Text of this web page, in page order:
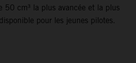
50 cm³ la plus avancée et la plus
pour les jeunes pilotes.